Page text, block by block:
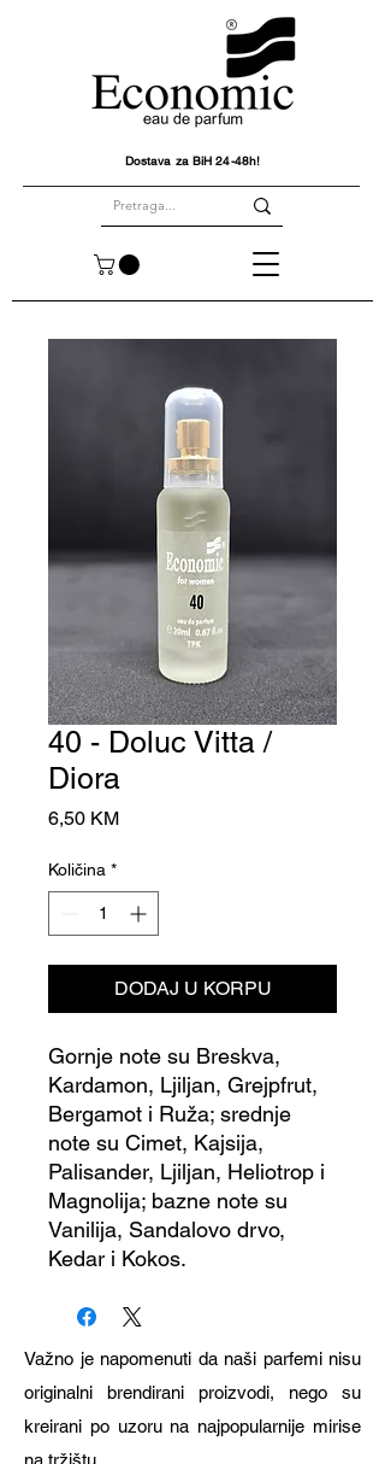
Dostava za BiH 24-48h!
40 - Doluc Vitta /
Diora
6,50 KMCijena
Količina *
DODAJ U KORPU
Gornje note su Breskva,
Kardamon, Ljiljan, Grejpfrut,
Bergamot i Ruža; srednje
note su Cimet, Kajsija,
Palisander, Ljiljan, Heliotrop i
Magnolija; bazne note su
Vanilija, Sandalovo drvo,
Kedar i Kokos.
Važno je napomenuti da naši parfemi nisu
originalni brendirani proizvodi, nego su
kreirani po uzoru na najpopularnije mirise